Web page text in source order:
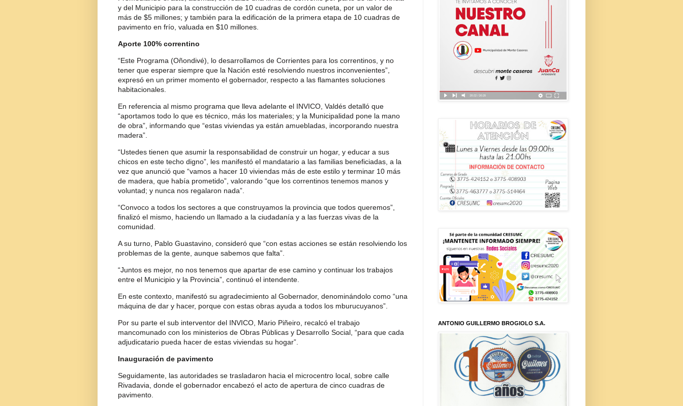
y del Municipio para la construcción de 10 cuadras de cordón cuneta, por un valor de
más de $5 millones; y también para la edificación de la primera etapa de 10 cuadras de
pavimento en frío, valuada en $10 millones.
Aporte 100% correntino
“Este Programa (Oñondivé), lo desarrollamos de Corrientes para los correntinos, y no
tener que esperar siempre que la Nación esté resolviendo nuestros inconvenientes”,
expresó en un primer momento el gobernador, respecto a las flamantes soluciones
habitacionales.
En referencia al mismo programa que lleva adelante el INVICO, Valdés detalló que
“aportamos todo lo que es técnico, más los materiales; y la Municipalidad pone la mano
de obra”, informando que “estas viviendas ya están amuebladas, incorporando nuestra
madera”.
“Ustedes tienen que asumir la responsabilidad de construir un hogar, y educar a sus
chicos en este techo digno”, les manifestó el mandatario a las familias beneficiadas, a la
vez que anunció que “vamos a hacer 10 viviendas más de este estilo y terminar 10 más
de madera, que había prometido”, valorando “que los correntinos tenemos manos y
voluntad; y nunca nos regalaron nada”.
“Convoco a todos los sectores a que construyamos la provincia que todos queremos”,
finalizó el mismo, haciendo un llamado a la ciudadanía y a las fuerzas vivas de la
comunidad.
A su turno, Pablo Guastavino, consideró que “con estas acciones se están resolviendo los
problemas de la gente, aunque sabemos que falta”.
“Juntos es mejor, no nos tenemos que apartar de ese camino y continuar los trabajos
entre el Municipio y la Provincia”, continuó el intendente.
En este contexto, manifestó su agradecimiento al Gobernador, denominándolo como “una
máquina de dar y hacer, porque con estas obras ayuda a todos los mburucuyanos”.
Por su parte el sub interventor del INVICO, Mario Piñeiro, recalcó el trabajo
mancomunado con los ministerios de Obras Públicas y Desarrollo Social, “para que cada
adjudicatario pueda hacer de estas viviendas su hogar”.
Inauguración de pavimento
Seguidamente, las autoridades se trasladaron hacia el microcentro local, sobre calle
Rivadavia, donde el gobernador encabezó el acto de apertura de cinco cuadras de
pavimento.
ANTONIO GUILLERMO BROGIOLO S.A.